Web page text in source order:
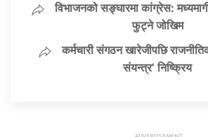
विभाजनको सङ्घारमा कांग्रेस:
फुट्ने जोखिम
कर्मचारी संगठन खारेजीपछि
संयन्त्र’ निष्क्रिय